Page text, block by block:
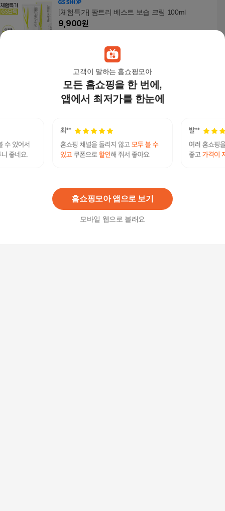
고객이 말하는 홈쇼핑모아
모든 홈쇼핑을 한 번에,
앱에서 최저가를 한눈에
홈쇼핑모아 앱으로 보기
모바일 웹으로 볼래요
[체험특가] 팜트리 베스트 보습 크림 100ml
9,900원
아벤느 이드랑스 아쿠아 크림 인 젤 50ml
19,800원
엑셀랑스 블리치 슈프림 1+1